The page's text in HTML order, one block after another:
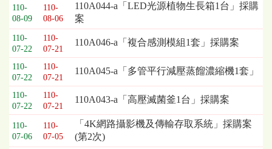
欄
位
依
序
為：
開
標
日
期、
截
標
110-
08-09
110-
08-06
110A044-a「LED光源植物生長箱1台」採購
案
110-
07-22
110-
07-21
110A046-a「複合感測模組1套」採購案
110-
07-22
110-
07-21
110A045-a「多管平行減壓蒸餾濃縮機1套」
110-
07-22
110-
07-21
110A043-a「高壓滅菌釜1台」採購案
110-
07-06
110-
07-05
「4K網路攝影機及傳輸存取系統」採購案
(第2次)